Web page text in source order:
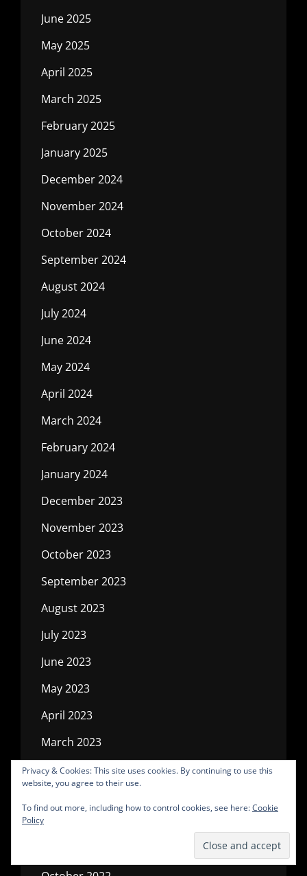
June 2025
May 2025
April 2025
March 2025
February 2025
January 2025
December 2024
November 2024
October 2024
September 2024
August 2024
July 2024
June 2024
May 2024
April 2024
March 2024
February 2024
January 2024
December 2023
November 2023
October 2023
September 2023
August 2023
July 2023
June 2023
May 2023
April 2023
March 2023
February 2023
December 2022
Privacy & Cookies: This site uses cookies. By continuing to use this
website, you agree to their use.
To find out more, including how to control cookies, see here:Cookie
Policy